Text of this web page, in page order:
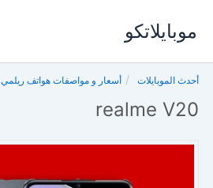
المحتوى
موبايلاتكو
أحدث الموبايلات أسعار و مواصفات هواتف ريلمي
realme V20